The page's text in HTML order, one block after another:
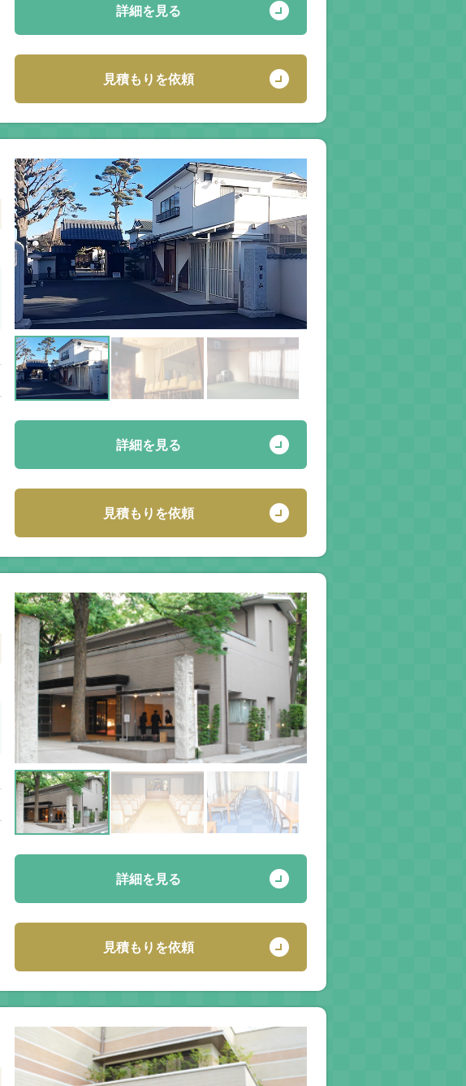
詳細を見る
見積もりを依頼
詳細を見る
見積もりを依頼
詳細を見る
見積もりを依頼